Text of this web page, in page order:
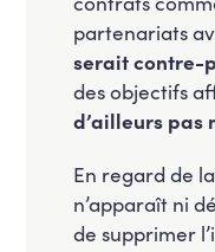
partenariats
serait contre-
des objectifs
d’ailleurs pas
En regard de
n’apparaît ni
de supprimer